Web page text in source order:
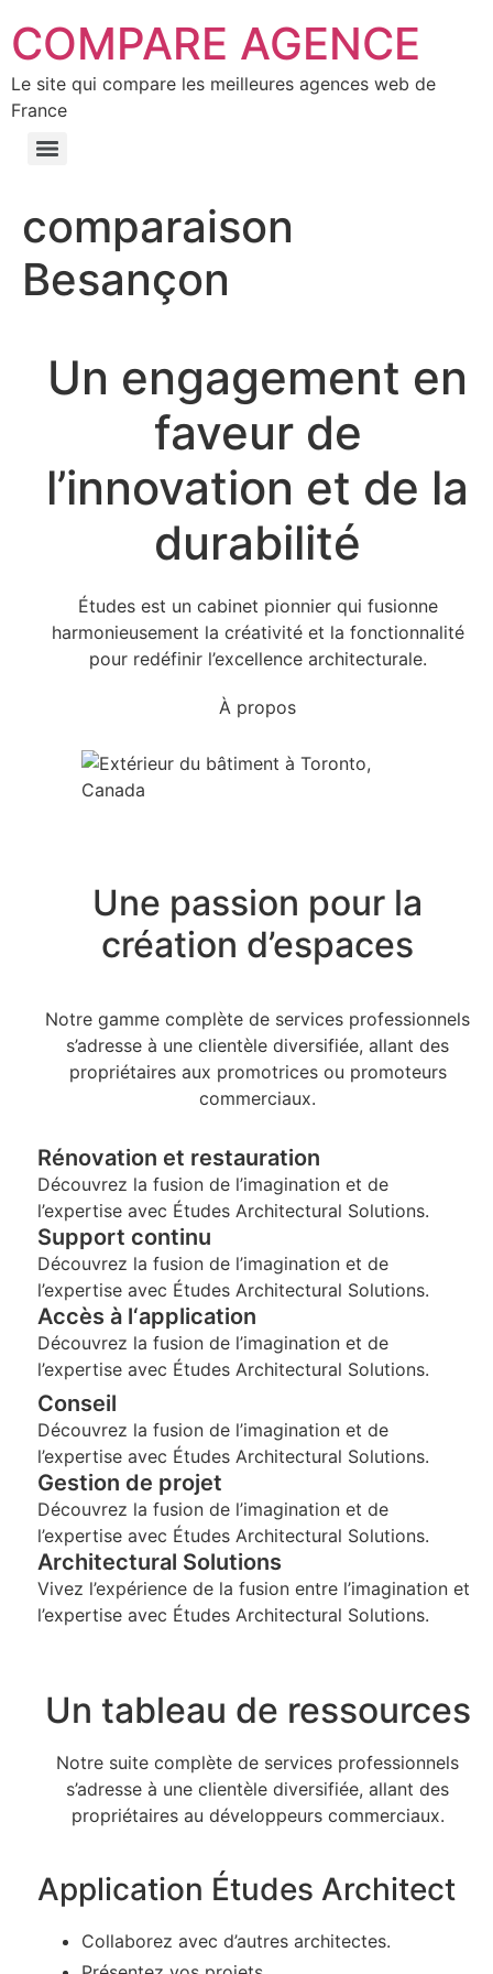
COMPARE AGENCE
Le site qui compare les meilleures agences web de
France
comparaison
Besançon
Un engagement en
faveur de
l’innovation et de la
durabilité
Études est un cabinet pionnier qui fusionne
harmonieusement la créativité et la fonctionnalité
pour redéfinir l’excellence architecturale.
À propos
Une passion pour la
création d’espaces
Notre gamme complète de services professionnels
s’adresse à une clientèle diversifiée, allant des
propriétaires aux promotrices ou promoteurs
commerciaux.
Rénovation et restauration
Découvrez la fusion de l’imagination et de
l’expertise avec Études Architectural Solutions.
Support continu
Découvrez la fusion de l’imagination et de
l’expertise avec Études Architectural Solutions.
Accès à l‘application
Découvrez la fusion de l’imagination et de
l’expertise avec Études Architectural Solutions.
Conseil
Découvrez la fusion de l’imagination et de
l’expertise avec Études Architectural Solutions.
Gestion de projet
Découvrez la fusion de l’imagination et de
l’expertise avec Études Architectural Solutions.
Architectural Solutions
Vivez l’expérience de la fusion entre l’imagination et
l’expertise avec Études Architectural Solutions.
Un tableau de ressources
Notre suite complète de services professionnels
s’adresse à une clientèle diversifiée, allant des
propriétaires au développeurs commerciaux.
Application Études Architect
Collaborez avec d’autres architectes.